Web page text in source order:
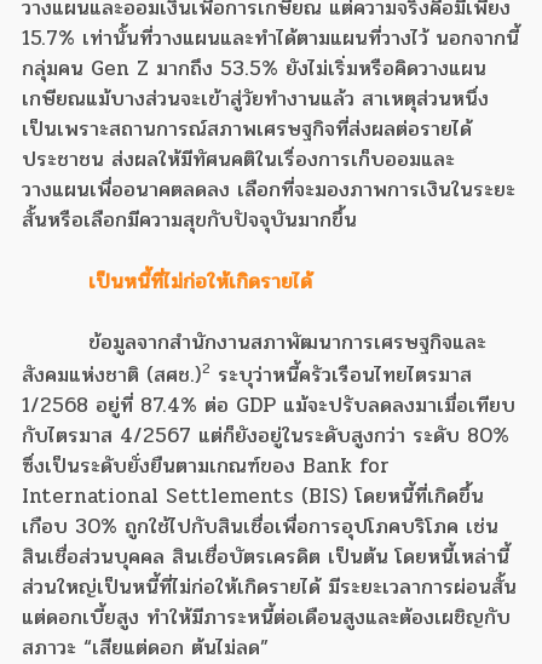
วางแผนและออมเงินเพื่อการเกษียณ แต่ความจริงคือมีเพียง
15.7% เท่านั้นที่วางแผนและทำได้ตามแผนที่วางไว้ นอกจากนี้
กลุ่มคน Gen Z มากถึง 53.5% ยังไม่เริ่มหรือคิดวางแผน
เกษียณแม้บางส่วนจะเข้าสู่วัยทำงานแล้ว สาเหตุส่วนหนึ่ง
เป็นเพราะสถานการณ์สภาพเศรษฐกิจที่ส่งผลต่อรายได้
ประชาชน ส่งผลให้มีทัศนคติในเรื่องการเก็บออมและ
วางแผนเพื่ออนาคตลดลง เลือกที่จะมองภาพการเงินในระยะ
สั้นหรือเลือกมีความสุขกับปัจจุบันมากขึ้น
เป็นหนี้ที่ไม่ก่อให้เกิดรายได้
ข้อมูลจากสำนักงานสภาพัฒนาการเศรษฐกิจและ
สังคมแห่งชาติ (สศช.)2 ระบุว่าหนี้ครัวเรือนไทยไตรมาส
1/2568 อยู่ที่ 87.4% ต่อ GDP แม้จะปรับลดลงมาเมื่อเทียบ
กับไตรมาส 4/2567 แต่ก็ยังอยู่ในระดับสูงกว่า ระดับ 80%
ซึ่งเป็นระดับยั่งยืนตามเกณฑ์ของ Bank for
International Settlements (BIS) โดยหนี้ที่เกิดขึ้น
เกือบ 30% ถูกใช้ไปกับสินเชื่อเพื่อการอุปโภคบริโภค เช่น
สินเชื่อส่วนบุคคล สินเชื่อบัตรเครดิต เป็นต้น โดยหนี้เหล่านี้
ส่วนใหญ่เป็นหนี้ที่ไม่ก่อให้เกิดรายได้ มีระยะเวลาการผ่อนสั้น
แต่ดอกเบี้ยสูง ทำให้มีภาระหนี้ต่อเดือนสูงและต้องเผชิญกับ
สภาวะ “เสียแต่ดอก ต้นไม่ลด”